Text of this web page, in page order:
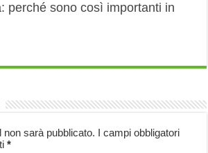
perché sono così importanti in
non sarà pubblicato. I campi obbligatori
*